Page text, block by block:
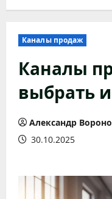
Каналы продаж
Каналы
выбрать
Александр
30.10.2025